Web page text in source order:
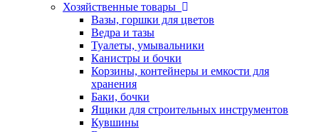
Хозяйственные товары
Вазы, горшки для цветов
Ведра и тазы
Туалеты, умывальники
Канистры и бочки
Корзины, контейнеры и емкости для
хранения
Баки, бочки
Ящики для строительных инструментов
Кувшины